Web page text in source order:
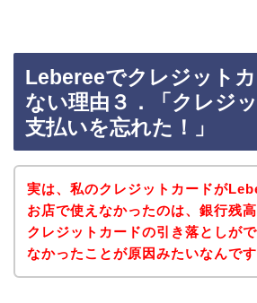
Lebereeでクレジット
ない理由３．「クレジ
支払いを忘れた！」
実は、私のクレジットカードが
お店で使えなかったのは、銀行残
クレジットカードの引き落としが
なかったことが原因みたいなんで